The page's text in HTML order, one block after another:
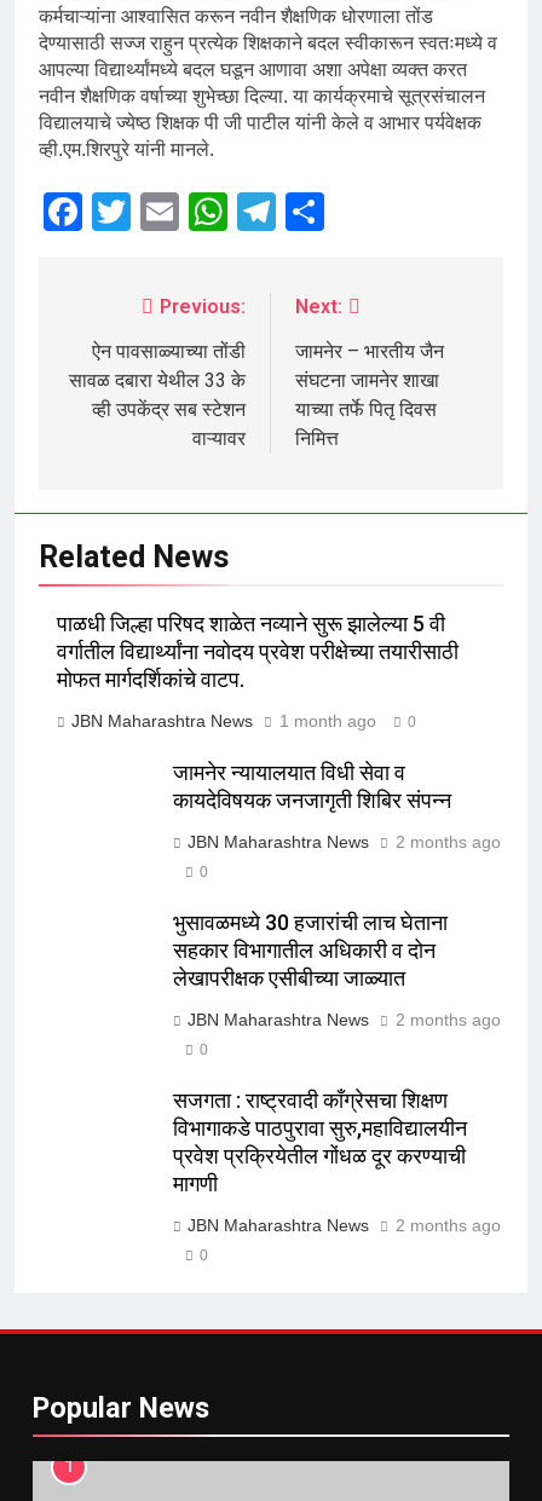
कर्मचाऱ्यांना आश्वासित करून नवीन शैक्षणिक धोरणाला तोंड
देण्यासाठी सज्ज राहुन प्रत्येक शिक्षकाने बदल स्वीकारून स्वतःमध्ये व
आपल्या विद्यार्थ्यांमध्ये बदल घडून आणावा अशा अपेक्षा व्यक्त करत
नवीन शैक्षणिक वर्षाच्या शुभेच्छा दिल्या. या कार्यक्रमाचे सूत्रसंचालन
विद्यालयाचे ज्येष्ठ शिक्षक पी जी पाटील यांनी केले व आभार पर्यवेक्षक
व्ही.एम.शिरपुरे यांनी मानले.
Facebook
Twitter
EmailWhatsApp
Telegram
Previous:
ऐन पावसाळ्याच्या तोंडी
सावळ दबारा येथील 33 के
व्ही उपकेंद्र सब स्टेशन
वाऱ्यावर
Next:
जामनेर – भारतीय जैन
संघटना जामनेर शाखा
याच्या तर्फे पितृ दिवस
निमित्त
Related News
पाळधी जिल्हा परिषद शाळेत नव्याने सुरू झालेल्या 5 वी
वर्गातील विद्यार्थ्यांना नवोदय प्रवेश परीक्षेच्या तयारीसाठी
मोफत मार्गदर्शिकांचे वाटप.
JBN Maharashtra News 1 month ago 0
जामनेर न्यायालयात विधी सेवा व
कायदेविषयक जनजागृती शिबिर संपन्न
JBN Maharashtra News 2 months ago
0
भुसावळमध्ये 30 हजारांची लाच घेताना
सहकार विभागातील अधिकारी व दोन
लेखापरीक्षक एसीबीच्या जाळ्यात
JBN Maharashtra News 2 months ago
0
सजगता : राष्ट्रवादी काँग्रेसचा शिक्षण
विभागाकडे पाठपुरावा सुरु,महाविद्यालयीन
प्रवेश प्रक्रियेतील गोंधळ दूर करण्याची
मागणी
JBN Maharashtra News 2 months ago
0
Popular News
1